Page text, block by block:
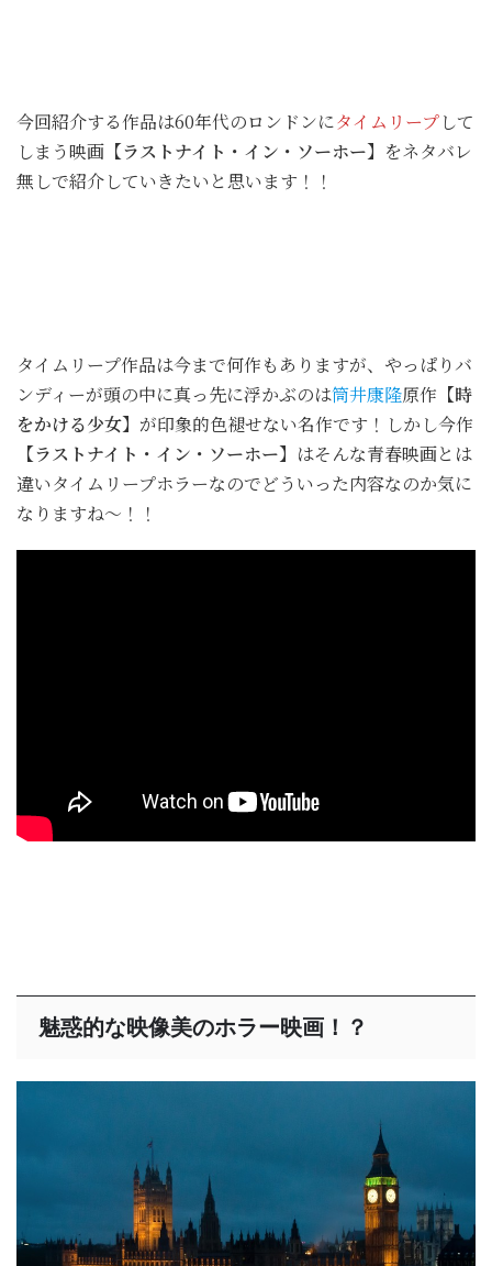
今回紹介する作品は60年代のロンドンにタイムリープして
しまう映画 【ラストナイト・イン・ソーホー】 をネタバレ
無しで紹介していきたいと思います！！
タイムリープ作品は今まで何作もありますが、やっぱりバ
ンディーが頭の中に真っ先に浮かぶのは筒井康隆原作 【時
をかける少女】 が印象的色褪せない名作です！しかし今作
【ラストナイト・イン・ソーホー】 はそんな青春映画とは
違いタイムリープホラーなのでどういった内容なのか気に
なりますね～！！
魅惑的な映像美のホラー映画！？